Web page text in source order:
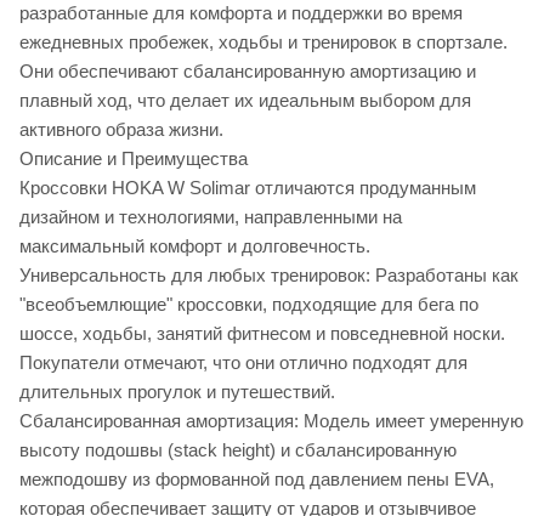
разработанные для комфорта и поддержки во время
ежедневных пробежек, ходьбы и тренировок в спортзале.
Они обеспечивают сбалансированную амортизацию и
плавный ход, что делает их идеальным выбором для
активного образа жизни.
Описание и Преимущества
Кроссовки HOKA W Solimar отличаются продуманным
дизайном и технологиями, направленными на
максимальный комфорт и долговечность.
Универсальность для любых тренировок: Разработаны как
"всеобъемлющие" кроссовки, подходящие для бега по
шоссе, ходьбы, занятий фитнесом и повседневной носки.
Покупатели отмечают, что они отлично подходят для
длительных прогулок и путешествий.
Сбалансированная амортизация: Модель имеет умеренную
высоту подошвы (stack height) и сбалансированную
межподошву из формованной под давлением пены EVA,
которая обеспечивает защиту от ударов и отзывчивое